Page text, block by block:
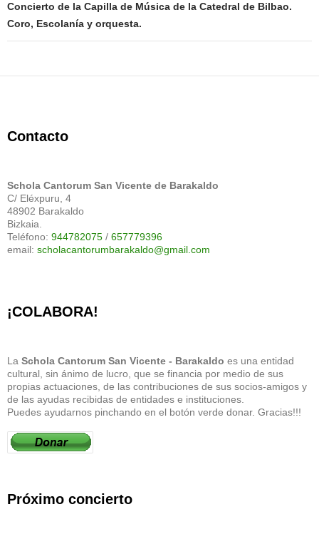
Concierto de la Capilla de Música de la Catedral de Bilbao.
Coro, Escolanía y orquesta.
Contacto
Schola Cantorum San Vicente de Barakaldo
C/ Eléxpuru, 4
48902 Barakaldo
Bizkaia.
Teléfono: 944782075 / 657779396
email: scholacantorumbarakaldo@gmail.com
¡COLABORA!
La Schola Cantorum San Vicente - Barakaldo es una entidad
cultural, sin ánimo de lucro, que se financia por medio de sus
propias actuaciones, de las contribuciones de sus socios-amigos y
de las ayudas recibidas de entidades e instituciones.
Puedes ayudarnos pinchando en el botón verde donar. Gracias!!!
Próximo concierto